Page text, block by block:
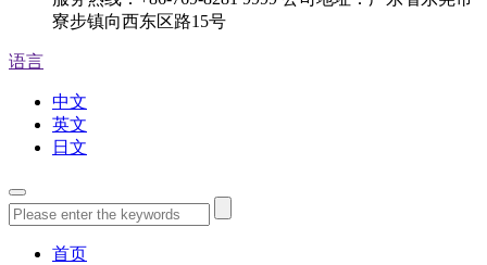
寮步镇向西东区路15号
语言
中文
英文
日文
首页